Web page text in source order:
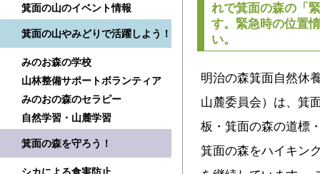
箕面の山のイベント情報
箕面の山やみどりで活躍しよう！
みのお森の学校
山林整備サポートボランティア
みのおの森のセラピー
自然学習・山麓学習
箕面の森を守ろう！
れで箕面の森の「
す。緊急時の位置
い。
明治の森箕面自然休
山麓委員会）は、箕
板・箕面の森の道標
箕面の森をハイキン